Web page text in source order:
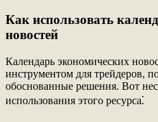
Как использовать
новостей
Календарь экономических
инструментом для трейдеров,
обоснованные решения. Вот
использования этого ресурса⁚